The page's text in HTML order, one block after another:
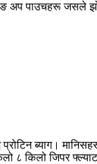
अप पाउचहरू जसले
ब्याग।
किलो जिपर